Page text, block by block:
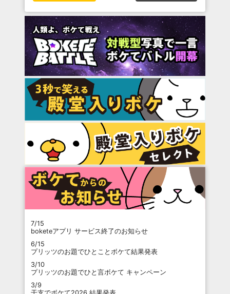
7/15
boketeアプリ サービス終了のお知らせ
6/15
プリッツのお題でひとことボケて結果発表
3/10
プリッツのお題でひと言ボケて キャンペーン
3/9